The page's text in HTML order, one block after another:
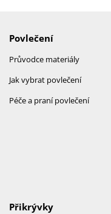
Povlečení
Průvodce materiály
Jak vybrat povlečení
Péče a praní povlečení
Přikrývky